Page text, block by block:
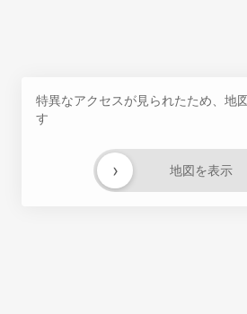
特異なアクセスが見られたため、地
す
地図を表示
›